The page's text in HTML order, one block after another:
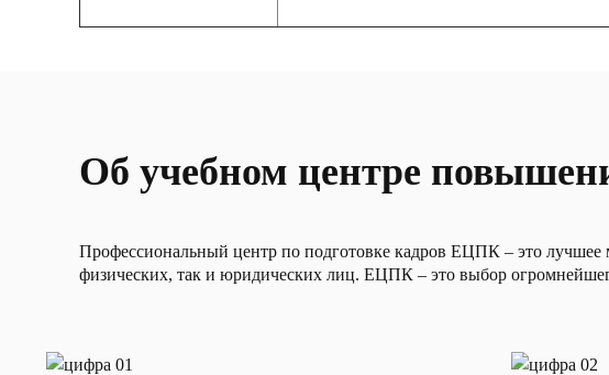
Об учебном центре
Профессиональный центр по подготовке кадров ЕЦПК – это
физических, так и юридических лиц. ЕЦПК – это выбор